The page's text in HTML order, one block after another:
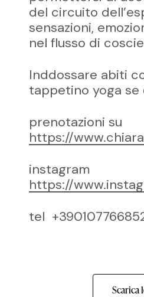
del circuito
sensazioni,
nel flusso di
Inddossare abiti
tappetino yoga se
prenotazioni su
https://
instagram
https://
tel
Scarica